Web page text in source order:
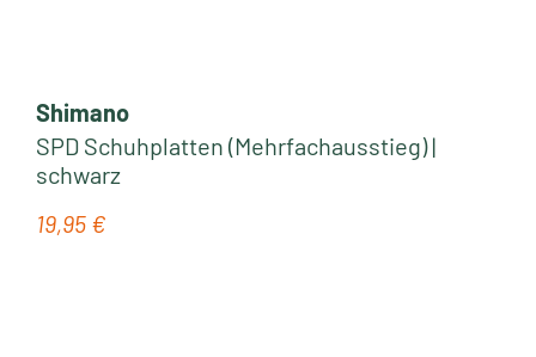
Shimano
SPD Schuhplatten (Mehrfachausstieg) |
schwarz
Regulärer Preis:
19,95 €